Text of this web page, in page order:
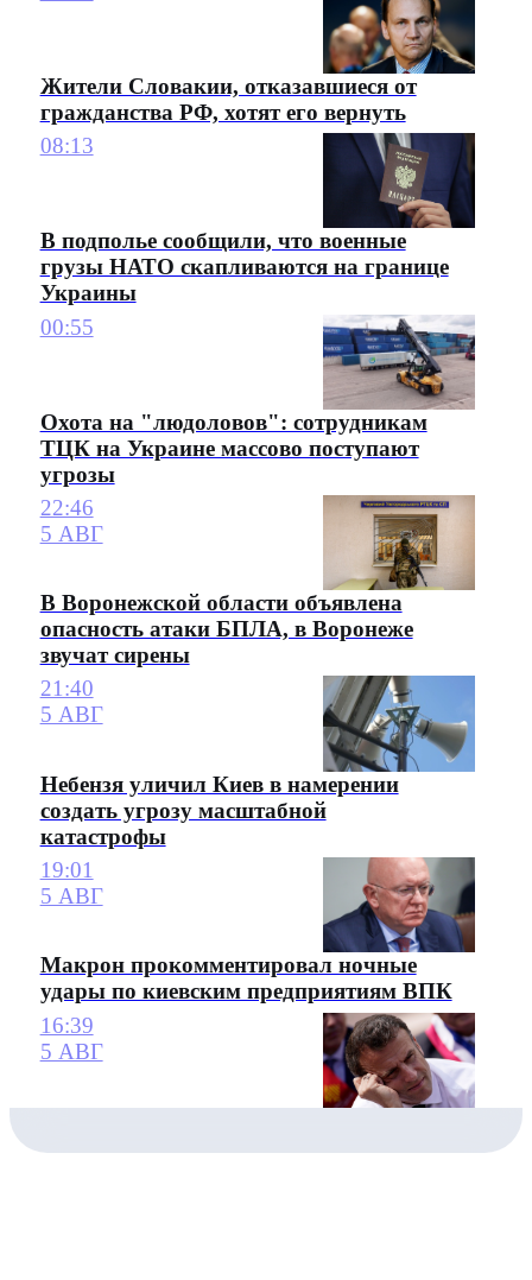
Жители Словакии, отказавшиеся от
гражданства РФ, хотят его вернуть
08:13
В подполье сообщили, что военные
грузы НАТО скапливаются на границе
Украины
00:55
Охота на "людоловов": сотрудникам
ТЦК на Украине массово поступают
угрозы
22:46
5 АВГ
В Воронежской области объявлена
опасность атаки БПЛА, в Воронеже
звучат сирены
21:40
5 АВГ
Небензя уличил Киев в намерении
создать угрозу масштабной
катастрофы
19:01
5 АВГ
Макрон прокомментировал ночные
удары по киевским предприятиям ВПК
16:39
5 АВГ